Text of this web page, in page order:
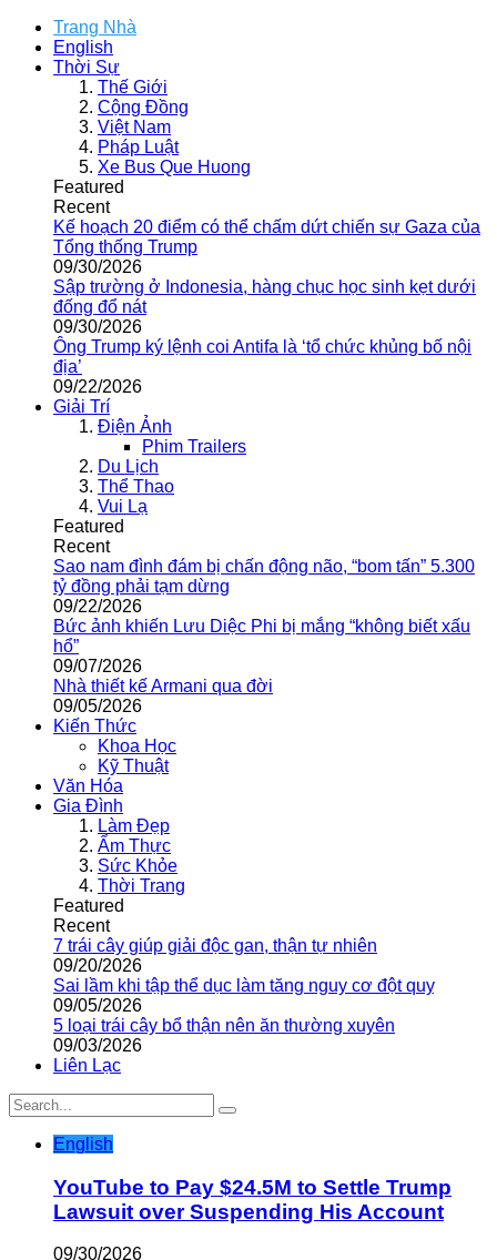
Trang Nhà
English
Thời Sự
Thế Giới
Cộng Đồng
Việt Nam
Pháp Luật
Xe Bus Que Huong
Featured
Recent
Kế hoạch 20 điểm có thể chấm dứt chiến sự Gaza của
Tổng thống Trump
09/30/2026
Sập trường ở Indonesia, hàng chục học sinh kẹt dưới
đống đổ nát
09/30/2026
Ông Trump ký lệnh coi Antifa là ‘tổ chức khủng bố nội
địa’
09/22/2026
Giải Trí
Điện Ảnh
Phim Trailers
Du Lịch
Thể Thao
Vui Lạ
Featured
Recent
Sao nam đình đám bị chấn động não, “bom tấn” 5.300
tỷ đồng phải tạm dừng
09/22/2026
Bức ảnh khiến Lưu Diệc Phi bị mắng “không biết xấu
hổ”
09/07/2026
Nhà thiết kế Armani qua đời
09/05/2026
Kiến Thức
Khoa Học
Kỹ Thuật
Văn Hóa
Gia Đình
Làm Đẹp
Ẩm Thực
Sức Khỏe
Thời Trang
Featured
Recent
7 trái cây giúp giải độc gan, thận tự nhiên
09/20/2026
Sai lầm khi tập thể dục làm tăng nguy cơ đột quỵ
09/05/2026
5 loại trái cây bổ thận nên ăn thường xuyên
09/03/2026
Liên Lạc
English
YouTube to Pay $24.5M to Settle Trump
Lawsuit over Suspending His Account
09/30/2026